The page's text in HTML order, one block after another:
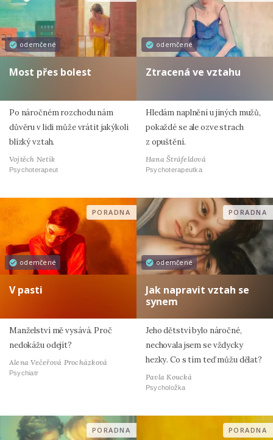
odemčené
Most přes bolest
Po náročném rozchodu nám
důvěru v lidi může vrátit jakýkoli
blízký vztah.
Vojtěch Netík
Psychoterapeut
odemčené
Ztracená ve vztahu
Hledám naplnění u jiných mužů,
pokaždé se ale ozve strach
z opuštění.
Hana Štráfeldová
Psychoterapeutka
odemčené
PORADNA
V pasti
Manželství mě vysává. Proč
nedokážu odejít?
Alena Večeřová Procházková
Psychiatr
odemčené
PORADNA
Jak napravit vztah se
synem
Jeho dětství bylo náročné,
nechovala jsem se vždycky
hezky. Co s tím teď můžu dělat?
Pavla Koucká
Psycholožka
PORADNA PORADNA